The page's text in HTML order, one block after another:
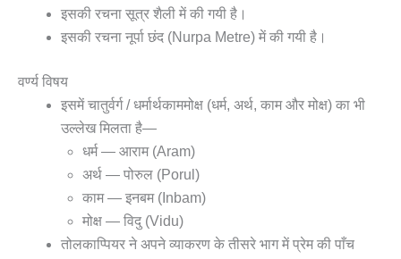
इसकी रचना सूत्र शैली में की गयी है।
इसकी रचना नूर्पा छंद (Nurpa Metre) में की गयी है।
वर्ण्य विषय
इसमें चातुर्वर्ग / धर्मार्थकाममोक्ष (धर्म, अर्थ, काम और मोक्ष) का भी
उल्लेख मिलता है—
धर्म — आराम (Aram)
अर्थ — पोरुल (Porul)
काम — इनबम (Inbam)
मोक्ष — विदु (Vidu)
तोलकाप्पियर ने अपने व्याकरण के तीसरे भाग में प्रेम की पाँच